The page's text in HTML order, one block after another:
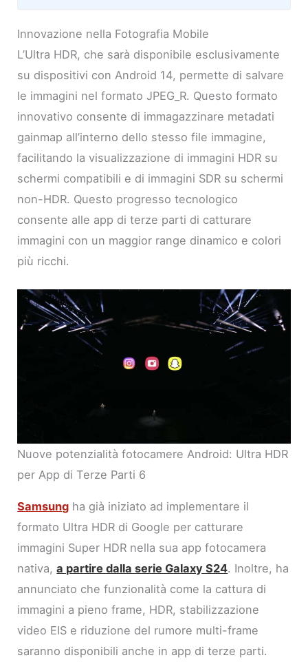
Innovazione nella Fotografia Mobile
L’Ultra HDR, che sarà disponibile esclusivamente
su dispositivi con Android 14, permette di salvare
le immagini nel formato JPEG_R. Questo formato
innovativo consente di immagazzinare metadati
gainmap all’interno dello stesso file immagine,
facilitando la visualizzazione di immagini HDR su
schermi compatibili e di immagini SDR su schermi
non-HDR. Questo progresso tecnologico
consente alle app di terze parti di catturare
immagini con un maggior range dinamico e colori
più ricchi.
Nuove potenzialità fotocamere Android: Ultra HDR
per App di Terze Parti 6
Samsung ha già iniziato ad implementare il
formato Ultra HDR di Google per catturare
immagini Super HDR nella sua app fotocamera
nativa,a partire dalla serie Galaxy S24. Inoltre, ha
annunciato che funzionalità come la cattura di
immagini a pieno frame, HDR, stabilizzazione
video EIS e riduzione del rumore multi-frame
saranno disponibili anche in app di terze parti.